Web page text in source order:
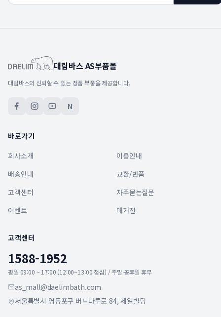
대림바스 AS부품몰
대림바스의 신뢰할 수 있는 정품 부품을 제공합니다.
N
바로가기
회사소개
이용안내
배송안내
교환/반품
고객센터
자주묻는질문
이벤트
매거진
고객센터
1588-1952
평일 09:00 ~ 17:00 (12:00~13:00 점심) / 주말·공휴일 휴무
as_mall@daelimbath.com
서울특별시 영등포구 버드나루로 84, 제일빌딩